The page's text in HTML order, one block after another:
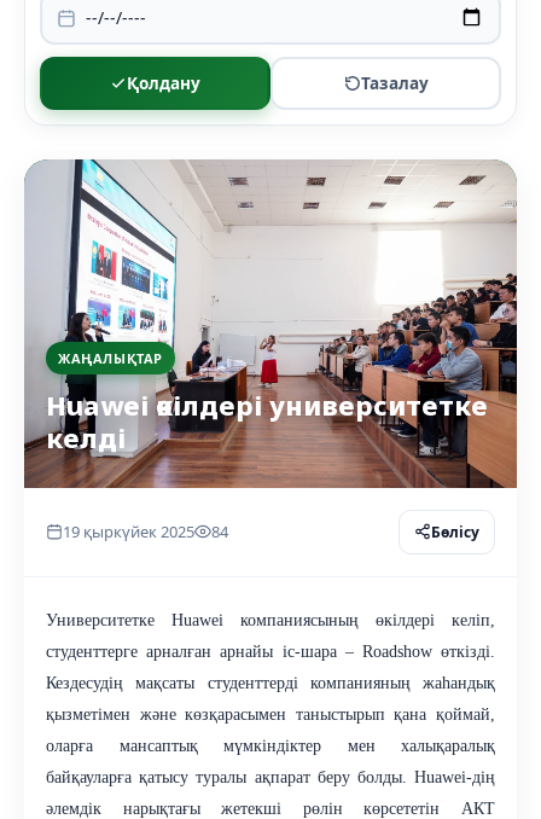
Қолдану Тазалау
ЖАҢАЛЫҚТАР
Huawei өкілдері университетке
келді
19 қыркүйек 2025 84 Бөлісу
Университетке Huawei компаниясының өкілдері келіп,
студенттерге арналған арнайы іс-шара – Roadshow өткізді.
Кездесудің мақсаты студенттерді компанияның жаһандық
қызметімен және көзқарасымен таныстырып қана қоймай,
оларға мансаптық мүмкіндіктер мен халықаралық
байқауларға қатысу туралы ақпарат беру болды. Huawei-дің
әлемдік нарықтағы жетекші рөлін көрсететін АКТ